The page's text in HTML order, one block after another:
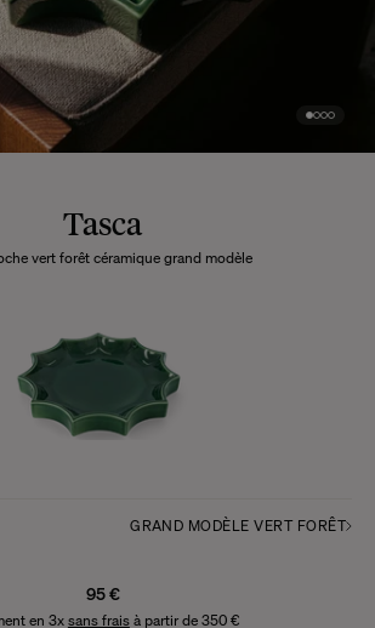
Tasca
vert forêt céramique grand modèle
GRAND MODÈLE VERT FORÊT
95 €
en 3x sans fraisà partir de 350 €